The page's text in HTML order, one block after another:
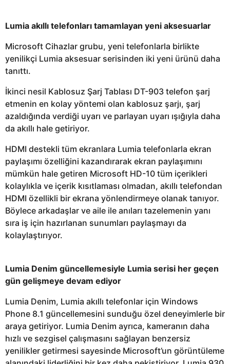
Lumia akıllı telefonları tamamlayan yeni aksesuarlar
Microsoft Cihazlar grubu, yeni telefonlarla birlikte
yenilikçi Lumia aksesuar serisinden iki yeni ürünü daha
tanıttı.
İkinci nesil Kablosuz Şarj Tablası DT-903 telefon şarj
etmenin en kolay yöntemi olan kablosuz şarjı, şarj
azaldığında verdiği uyarı ve parlayan uyarı ışığıyla daha
da akıllı hale getiriyor.
HDMI destekli tüm ekranlara Lumia telefonlarla ekran
paylaşımı özelliğini kazandırarak ekran paylaşımını
mümkün hale getiren Microsoft HD-10 tüm içerikleri
kolaylıkla ve içerik kısıtlaması olmadan, akıllı telefondan
HDMI özellikli bir ekrana yönlendirmeye olanak tanıyor.
Böylece arkadaşlar ve aile ile anıları tazelemenin yanı
sıra iş için hazırlanan sunumları paylaşmayı da
kolaylaştırıyor.
Lumia Denim güncellemesiyle Lumia serisi her geçen
gün gelişmeye devam ediyor
Lumia Denim, Lumia akıllı telefonlar için Windows
Phone 8.1 güncellemesini sunduğu özel deneyimlerle bir
araya getiriyor. Lumia Denim ayrıca, kameranın daha
hızlı ve sezgisel çalışmasını sağlayan benzersiz
yenilikler getirmesi sayesinde Microsoft’un görüntüleme